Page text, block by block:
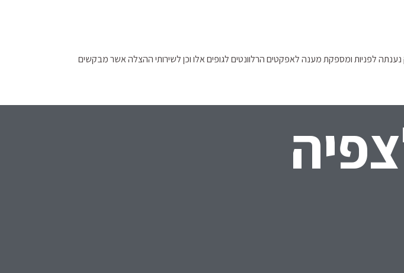
לפניות ומספקת מענה לאפקטים הרלוונטים לגופים אלו וכן לשירותי ההצלה אשר מבקשים